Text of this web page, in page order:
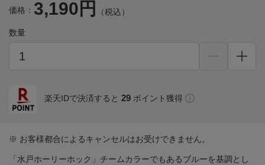
価格： 3,190円 （税込）
数量
楽天IDで決済すると 29 ポイント獲得
※ お客様都合によるキャンセルはお受けできません。
「水戸ホーリーホック」チームカラーでもあるブルーを基調とし